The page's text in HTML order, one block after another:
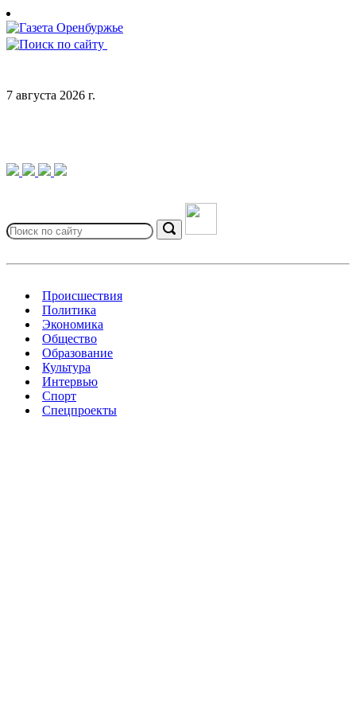
Skip
to
content
7 августа 2026 г.
for:
Search
Происшествия
Политика
Экономика
Общество
Образование
Культура
Интервью
Спорт
Спецпроекты